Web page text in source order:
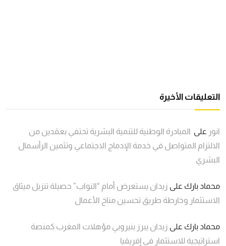
التعليقات الأخيرة
انور على المبادرة الوطنية للتنمية البشرية تحتفي بعقدين من
الالتزام المتواصل في خدمة الإدماج الاجتماعي وتثمين الرأسمال
البشري
محماد بارك على زيدان يستعرض أمام “النواب” حصيلة تنزيل ميثاق
الاستثمار وخارطة طريق تحسين مناخ الأعمال
محماد بارك على زيدان يبرز بنيروبي مؤهلات المغرب كمنصة
استراتيجية للاستثمار في إفريقيا